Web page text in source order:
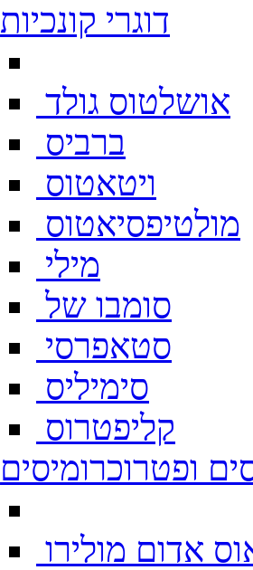
דוגרי קונכיות
אושלטוס גולד
ברביס
ויטאטוס
מולטיפסיאטוס
מילי
סומבו של
סטאפרסי
סימיליס
קליפטרוס
ופטרוכרומיסים
אדום מולירו